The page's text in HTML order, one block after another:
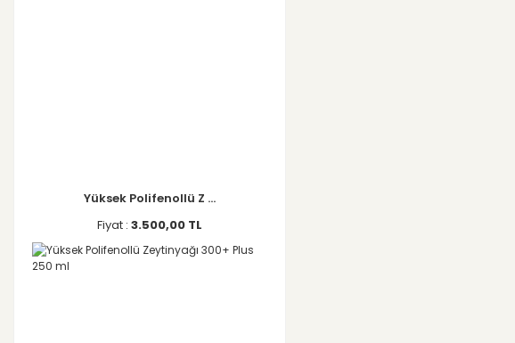
Yüksek Polifenollü Z ...
Fiyat : 3.500,00 TL